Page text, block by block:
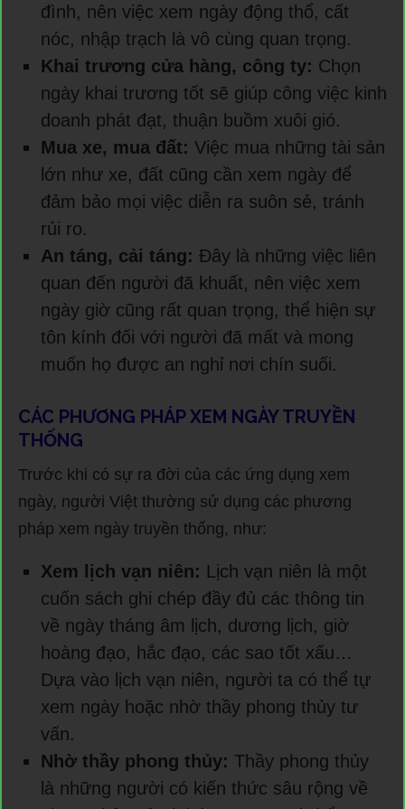
đình, nên việc xem ngày động thổ, cất
nóc, nhập trạch là vô cùng quan trọng.
Khai trương cửa hàng, công ty: Chọn
ngày khai trương tốt sẽ giúp công việc kinh
doanh phát đạt, thuận buồm xuôi gió.
Mua xe, mua đất: Việc mua những tài sản
lớn như xe, đất cũng cần xem ngày để
đảm bảo mọi việc diễn ra suôn sẻ, tránh
rủi ro.
An táng, cải táng: Đây là những việc liên
quan đến người đã khuất, nên việc xem
ngày giờ cũng rất quan trọng, thể hiện sự
tôn kính đối với người đã mất và mong
muốn họ được an nghỉ nơi chín suối.
CÁC PHƯƠNG PHÁP XEM NGÀY TRUYỀN
THỐNG
Trước khi có sự ra đời của các ứng dụng xem
ngày, người Việt thường sử dụng các phương
pháp xem ngày truyền thống, như:
Xem lịch vạn niên: Lịch vạn niên là một
cuốn sách ghi chép đầy đủ các thông tin
về ngày tháng âm lịch, dương lịch, giờ
hoàng đạo, hắc đạo, các sao tốt xấu…
Dựa vào lịch vạn niên, người ta có thể tự
xem ngày hoặc nhờ thầy phong thủy tư
vấn.
Nhờ thầy phong thủy: Thầy phong thủy
là những người có kiến thức sâu rộng về